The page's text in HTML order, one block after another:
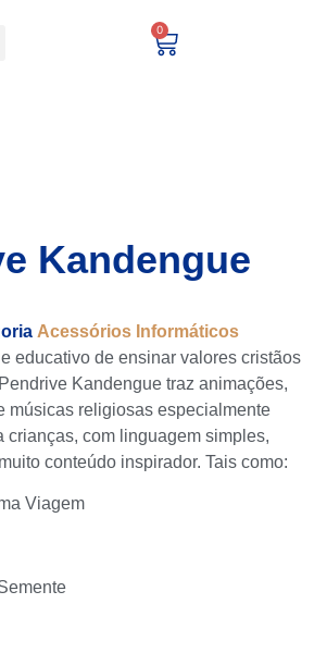
0
Kandengue
Acessórios Informáticos
educativo de ensinar valores cristãos
Kandengue traz animações,
músicas religiosas especialmente
crianças, com linguagem simples,
conteúdo inspirador. Tais como:
Viagem